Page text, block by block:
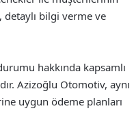
detaylı bilgi verme ve
hakkında kapsamlı
Azizoğlu Otomotiv, aynı
uygun ödeme planları